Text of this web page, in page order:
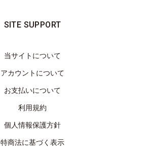
SITE SUPPORT
当サイトについて
アカウントについて
お支払いについて
利用規約
個人情報保護方針
特商法に基づく表示